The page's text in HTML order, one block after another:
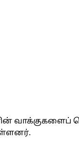
வாக்குகளைப்